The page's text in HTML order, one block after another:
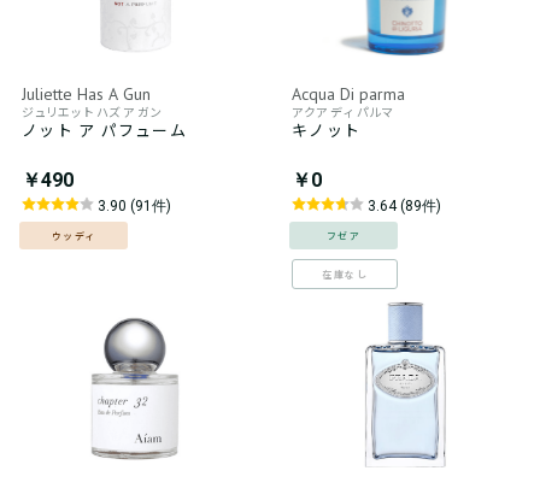
Juliette Has A Gun
ジュリエット ハズ ア ガン
ノット ア パフューム
￥490
3.90 (91件)
ウッディ
Acqua Di parma
アクア ディ パルマ
キノット
￥0
3.64 (89件)
フゼア
在庫なし